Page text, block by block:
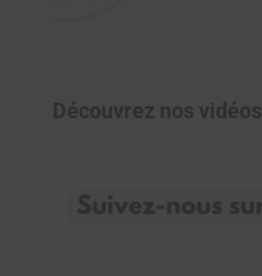
Découvrez nos vidéos